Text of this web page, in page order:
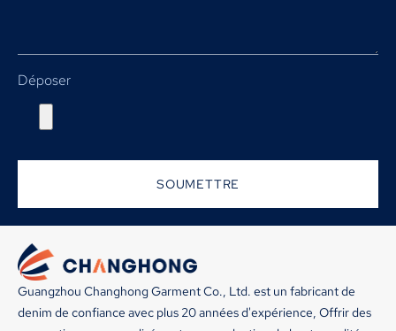
Déposer
SOUMETTRE
Guangzhou Changhong Garment Co., Ltd. est un fabricant de
denim de confiance avec plus 20 années d'expérience, Offrir des